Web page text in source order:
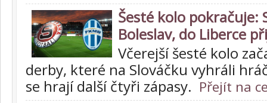
Šesté kolo pokračuje:
Boleslav, do Liberce
Včerejší šesté kolo
derby, které na Slováčku vyhráli
se hrají další čtyři zápasy. Přejít na